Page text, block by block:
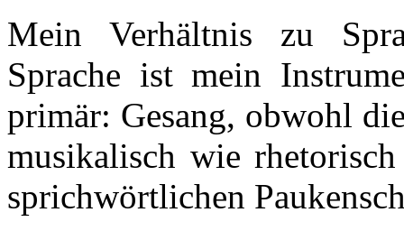
Mein Verhältnis zu
Sprache ist mein
primär: Gesang, obwohl
musikalisch wie
sprichwörtlichen